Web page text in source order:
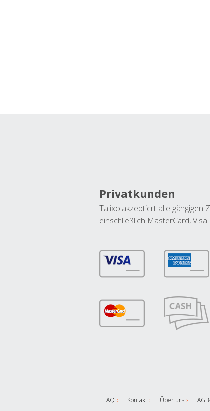
Privatkunden
Talixo akzeptiert alle gängigen
einschließlich MasterCard,
FAQ Kontakt Über uns